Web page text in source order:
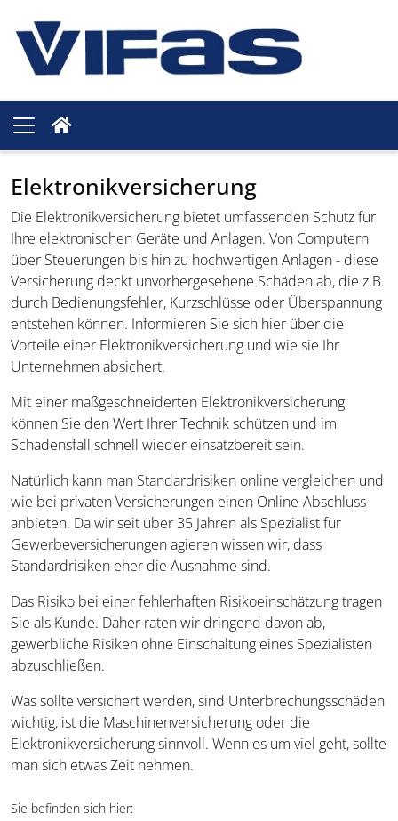
Elektronikversicherung
Die Elektronikversicherung bietet umfassenden Schutz für
Ihre elektronischen Geräte und Anlagen. Von Computern
über Steuerungen bis hin zu hochwertigen Anlagen - diese
Versicherung deckt unvorhergesehene Schäden ab, die z.B.
durch Bedienungsfehler, Kurzschlüsse oder Überspannung
entstehen können. Informieren Sie sich hier über die
Vorteile einer Elektronikversicherung und wie sie Ihr
Unternehmen absichert.
Mit einer maßgeschneiderten Elektronikversicherung
können Sie den Wert Ihrer Technik schützen und im
Schadensfall schnell wieder einsatzbereit sein.
Natürlich kann man Standardrisiken online vergleichen und
wie bei privaten Versicherungen einen Online-Abschluss
anbieten. Da wir seit über 35 Jahren als Spezialist für
Gewerbeversicherungen agieren wissen wir, dass
Standardrisiken eher die Ausnahme sind.
Das Risiko bei einer fehlerhaften Risikoeinschätzung tragen
Sie als Kunde. Daher raten wir dringend davon ab,
gewerbliche Risiken ohne Einschaltung eines Spezialisten
abzuschließen.
Was sollte versichert werden, sind Unterbrechungsschäden
wichtig, ist die Maschinenversicherung oder die
Elektronikversicherung sinnvoll. Wenn es um viel geht, sollte
man sich etwas Zeit nehmen.
Sie befinden sich hier: